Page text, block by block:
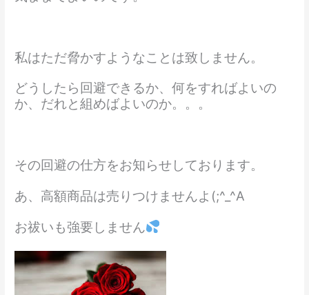
私はただ脅かすようなことは致しません。
どうしたら回避できるか、何をすればよいの
か、だれと組めばよいのか。。。
その回避の仕方をお知らせしております。
あ、高額商品は売りつけませんよ(;^_^A
お祓いも強要しません